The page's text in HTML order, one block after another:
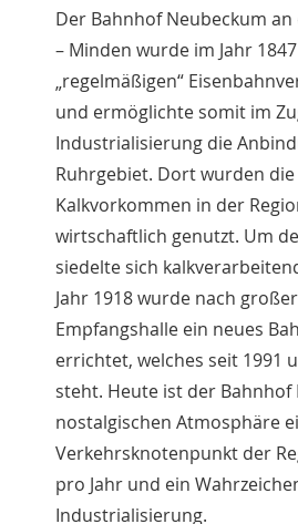
Der Bahnhof Neubeckum
– Minden wurde im Jahr
„regelmäßigen“
und ermöglichte somit im
Industrialisierung die
Ruhrgebiet. Dort wurden
Kalkvorkommen in der
wirtschaftlich genutzt. Um
siedelte sich
Jahr 1918 wurde nach
Empfangshalle ein neues
errichtet, welches seit 1991
steht. Heute ist der
nostalgischen Atmosphäre
Verkehrsknotenpunkt der
pro Jahr und ein
Industrialisierung.